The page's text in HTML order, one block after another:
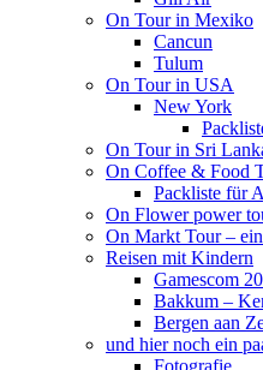
On Tour in Mexiko
Cancun
Tulum
On Tour in USA
New York
On Tour in Sri
On Coffee & Food
Packliste für
On Flower power
On Markt Tour –
Reisen mit Kindern
Gamescom
Bakkum –
Bergen aan
und hier noch ein
Fotografie